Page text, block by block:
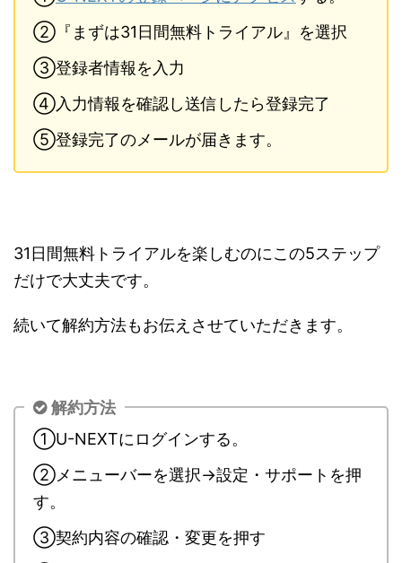
②『まずは31日間無料トライアル』を選択
③登録者情報を入力
④入力情報を確認し送信したら登録完了
⑤登録完了のメールが届きます。
31日間無料トライアルを楽しむのにこの5ステップ
だけで大丈夫です。
続いて解約方法もお伝えさせていただきます。
解約方法
①U-NEXTにログインする。
②メニューバーを選択→設定・サポートを押
す。
③契約内容の確認・変更を押す